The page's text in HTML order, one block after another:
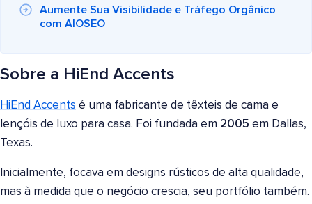
Aumente Sua Visibilidade e Tráfego Orgânico
com AIOSEO
Sobre a HiEnd Accents
HiEnd Accents é uma fabricante de têxteis de cama e
lençóis de luxo para casa. Foi fundada em 2005 em Dallas,
Texas.
Inicialmente, focava em designs rústicos de alta qualidade,
mas à medida que o negócio crescia, seu portfólio também.